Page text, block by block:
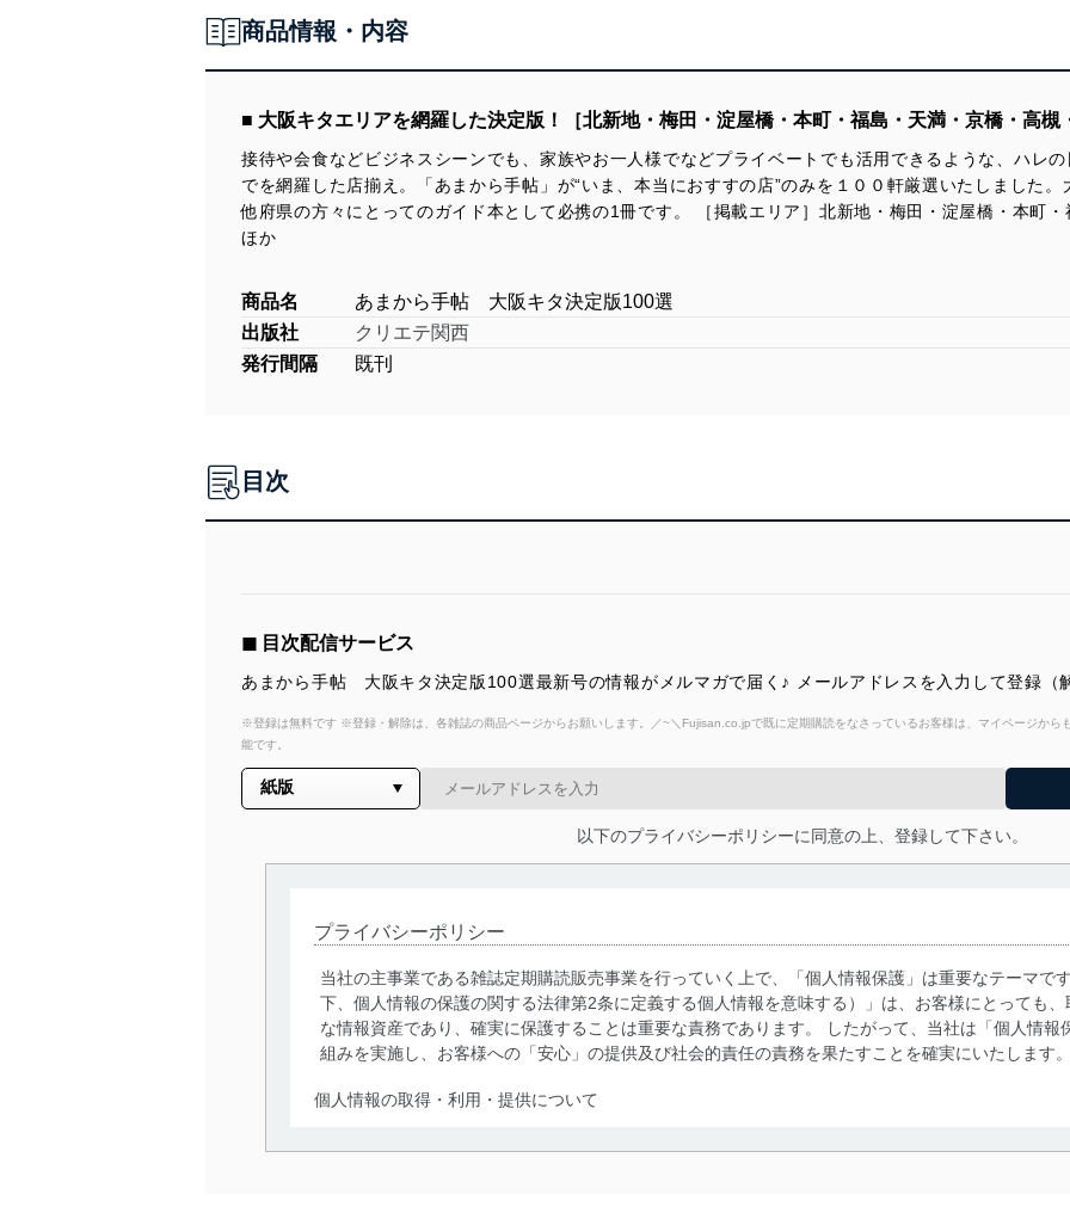
商品情報・内容
■ 大阪キタエリアを網羅した決定版！［北新地・梅田・淀屋橋・本町・福島・天満・京橋・高槻
接待や会食などビジネスシーンでも、家族やお一人様でなどプライベートでも活用できるような、ハレ
でを網羅した店揃え。「あまから手帖」が“いま、本当におすすの店”のみを１００軒厳選いたしました
他府県の方々にとってのガイド本として必携の1冊です。 ［掲載エリア］北新地・梅田・淀屋橋・本町
ほか
商品名
あまから手帖 大阪キタ決定版100選
出版社
クリエテ関西
発行間隔
既刊
目次
◼︎ 目次配信サービス
あまから手帖 大阪キタ決定版100選最新号の情報がメルマガで届く♪ メールアドレスを入力して登録（
※登録は無料です ※登録・解除は、各雑誌の商品ページからお願いします。／~＼Fujisan.co.jpで既に定期購読をなさっているお客様は、マイページから
能です。
以下のプライバシーポリシーに同意の上、登録して下さい。
プライバシーポリシー
当社の主事業である雑誌定期購読販売事業を行っていく上で、「個人情報保護」は重要なテーマで
下、個人情報の保護の関する法律第2条に定義する個人情報を意味する）」は、お客様にとっても
な情報資産であり、確実に保護することは重要な責務であります。 したがって、当社は「個人情報
組みを実施し、お客様への「安心」の提供及び社会的責任の責務を果たすことを確実にいたします。
個人情報の取得・利用・提供について
当社は、個人情報の取得・利用・提供に際して、その利用目的を明確にし、本人の同意を得たうえ